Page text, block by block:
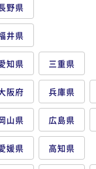
野県
井県
知県 三重県
阪府 兵庫県
山県 広島県
媛県 高知県